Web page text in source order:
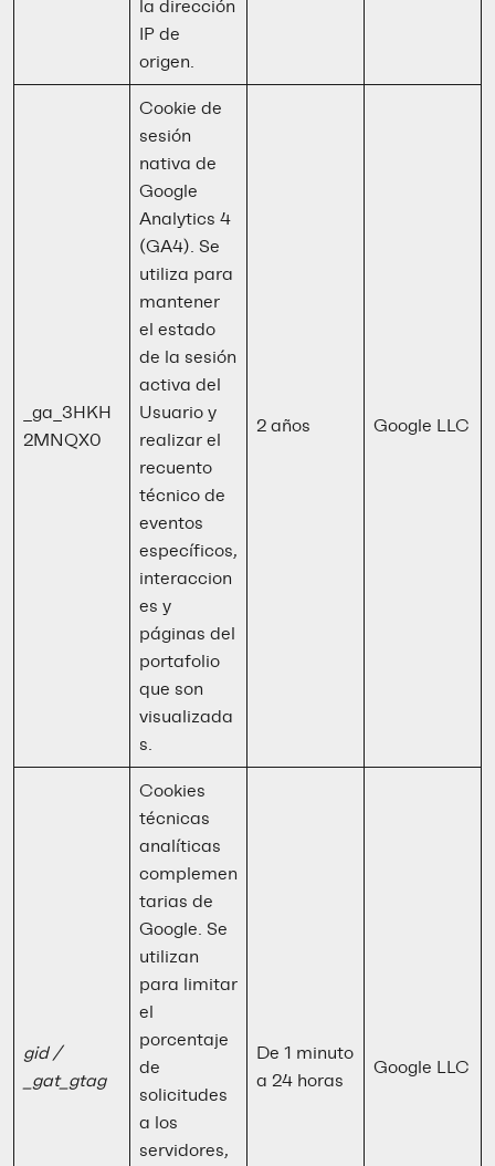
la dirección
IP de
origen.
_ga_3HKH
2MNQX0
Cookie de
sesión
nativa de
Google
Analytics 4
(GA4). Se
utiliza para
mantener
el estado
de la sesión
activa del
Usuario y
realizar el
recuento
técnico de
eventos
específicos,
interaccion
es y
páginas del
portafolio
que son
visualizada
s.
2 años Google LLC
gid /
_gat_gtag
Cookies
técnicas
analíticas
complemen
tarias de
Google. Se
utilizan
para limitar
el
porcentaje
de
solicitudes
a los
servidores,
De 1 minuto
a 24 horas
Google LLC